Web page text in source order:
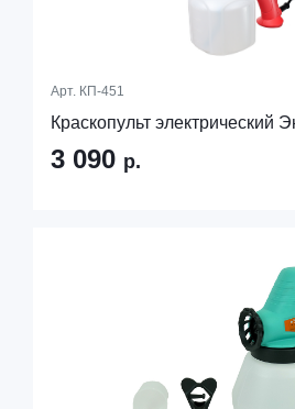
Арт. КП-451
Краскопульт электрический
3 090 р.